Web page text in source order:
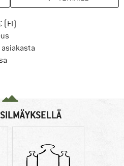
(FI)
-sertifiointi - lue lisää tästä!